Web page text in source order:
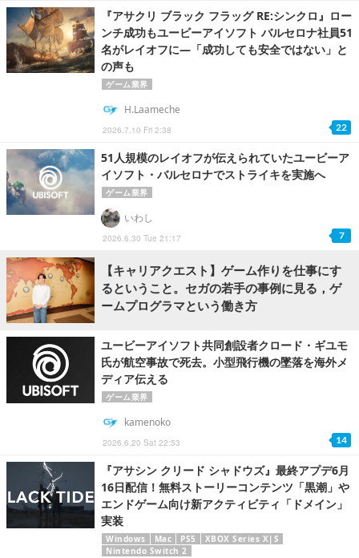
『アサクリ ブラック フラッグ RE:シンクロ』ロー
ンチ成功もユービーアイソフト バルセロナ社員51
名がレイオフに―「成功しても安全ではない」と
の声も
ゲーム業界
2026.7.10 Fri 2:38
H.Laameche
22
51人規模のレイオフが伝えられていたユービーア
イソフト・バルセロナでストライキを実施へ
ゲーム業界
2026.6.30 Tue 21:17
いわし
7
【キャリアクエスト】ゲーム作りを仕事にす
るということ。セガの若手の事例に見る，ゲ
ームプログラマという働き方
ユービーアイソフト共同創設者クロード・ギユモ
氏が航空事故で死去。小型飛行機の墜落を海外メ
ディア伝える
ゲーム業界
2026.6.20 Sat 22:53
kamenoko
14
『アサシン クリード シャドウズ』最終アプデ6月
16日配信！無料ストーリーコンテンツ「黒潮」や
エンドゲーム向け新アクティビティ「ドメイン」
実装
Windows Mac PS5
XBOX Series X|S
Nintendo Switch 2